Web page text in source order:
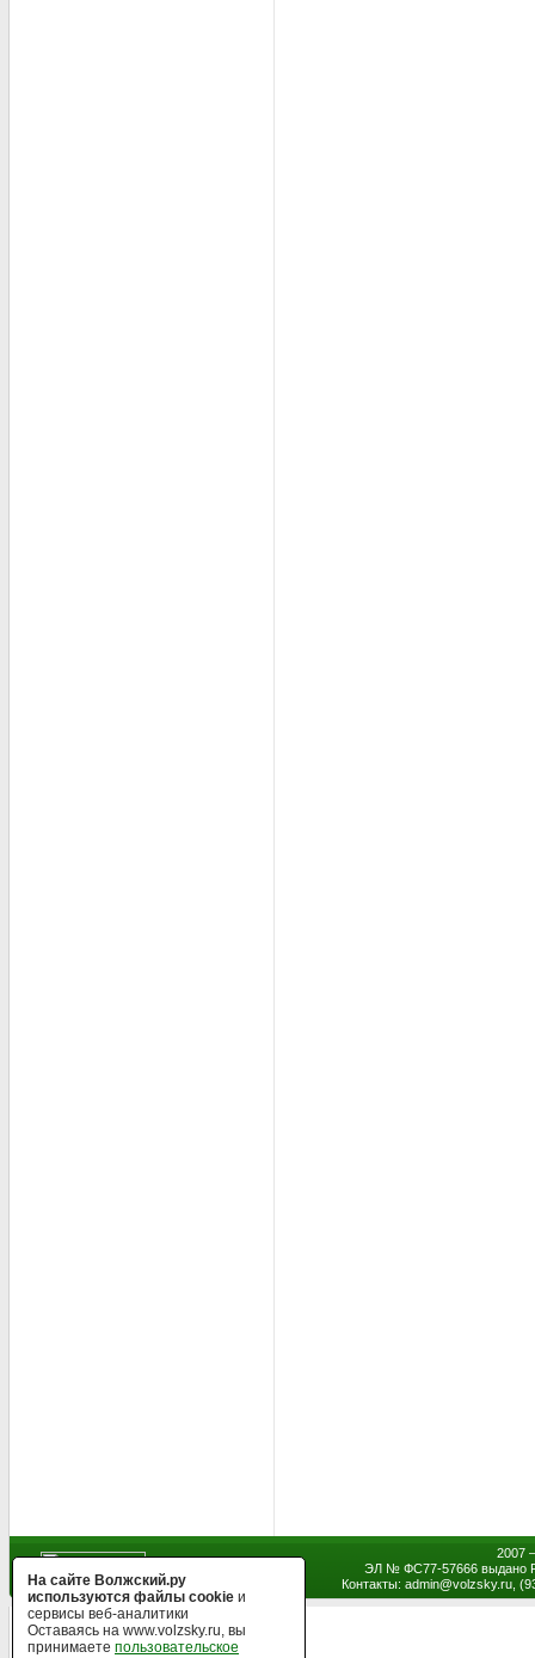
2007
ЭЛ № ФС77-57666 выдано
Контакты: admin@volzsky.ru,
На сайте Волжский.ру
используются файлы cookie и
сервисы веб-аналитики
Оставаясь на www.volzsky.ru, вы
принимаете пользовательское